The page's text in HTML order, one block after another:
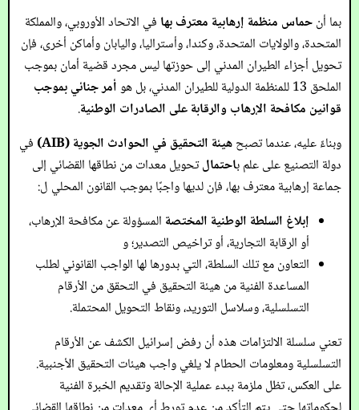
بما أنحماس منظمة إرهابية معترف بها في الاتحاد الأوروبي، والمملكة
المتحدة، والولايات المتحدة، وكندا، وأستراليا، واليابان وأماكن أخرى، فإن
تحويل أجزاء الطيران المدني إلى حوزتها ليس مجرد قضية أمان بموجب
الملحق 13 للمنظمة الدولية للطيران المدني، بل هو
أمر جنائي بموجب
قوانين مكافحة الإرهاب والرقابة على الصادرات الوطنية.
وبناءً عليه، عندما تصبحهيئة التحقيق في الحوادث الجوية (AIB)
في
دولة التصنيع على علم باحتمالتحويل معدات من نطاقها القضائي إلى
جماعة إرهابية معترف بها، فإن لديها واجبًا بموجب القانون المحلي ل:
إبلاغ السلطة الوطنية المختصة المسؤولة عن مكافحة الإرهاب،
أو الرقابة التجارية، أو تراخيص التصدير؛ و
التعاون مع تلك السلطة، التي بدورها لها الواجب القانوني لطلب
المساعدة الفنية من هيئة التحقيق في التحقق من الأرقام
التسلسلية، وسلاسل التوريد، ونقاط التحويل المحتملة.
تعني سلسلة الالتزامات هذه أن رفض إسرائيل الكشف عن الأرقام
التسلسلية ومعلومات الحطام لا يلغي واجب هيئات التحقيق الأجنبية.
على العكس، تظل ملزمة ببدء عملية الإحالة وتقديم الخبرة الفنية